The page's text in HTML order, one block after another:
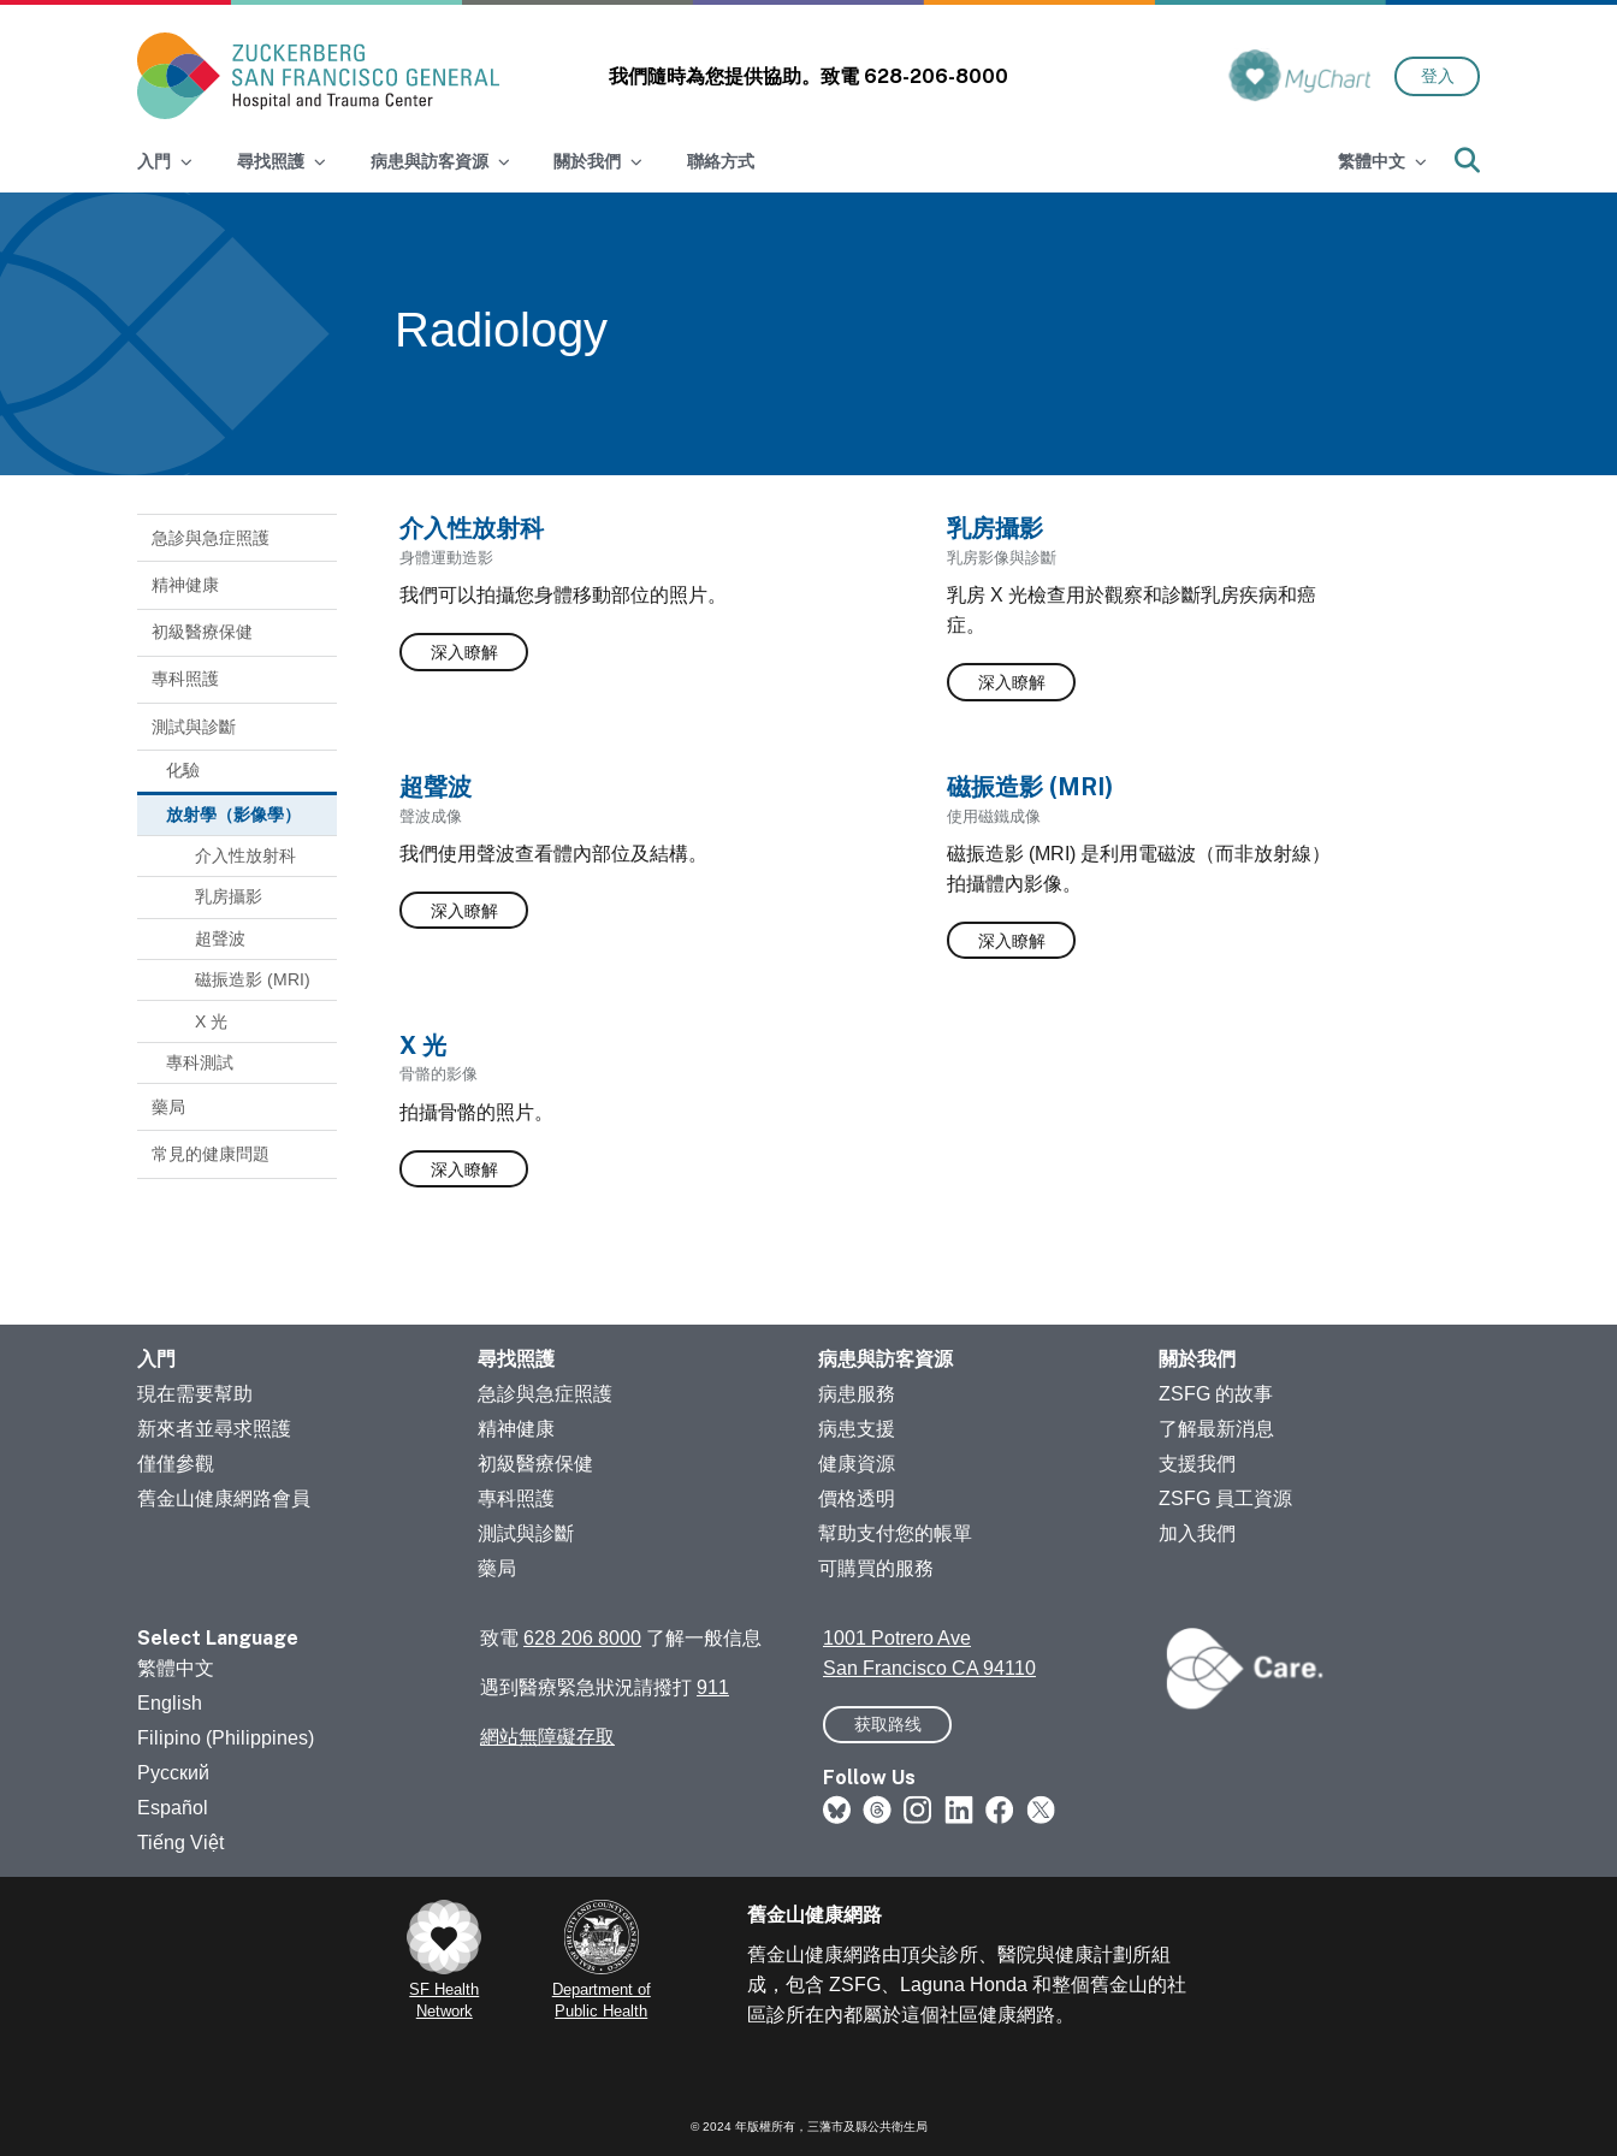
Skip to content
Main Navigation
我們隨時為您提供協助。致電 628-206-8000 登入
入門 尋找照護 病患與訪客資源 關於我們 聯絡方式 繁體中文
Radiology
急診與急症照護
精神健康
初級醫療保健
專科照護
測試與診斷
化驗
放射學（影像學）
介入性放射科
乳房攝影
超聲波
磁振造影 (MRI)
X 光
專科測試
藥局
常見的健康問題
介入性放射科
身體運動造影
我們可以拍攝您身體移動部位的照片。
深入瞭解
乳房攝影
乳房影像與診斷
乳房 X 光檢查用於觀察和診斷乳房疾病和癌
症。
深入瞭解
超聲波
聲波成像
我們使用聲波查看體內部位及結構。
深入瞭解
磁振造影 (MRI)
使用磁鐵成像
磁振造影 (MRI) 是利用電磁波（而非放射線）
拍攝體內影像。
深入瞭解
X 光
骨骼的影像
拍攝骨骼的照片。
深入瞭解
入門
現在需要幫助
新來者並尋求照護
僅僅參觀
舊金山健康網路會員
尋找照護
急診與急症照護
精神健康
初級醫療保健
專科照護
測試與診斷
藥局
病患與訪客資源
病患服務
病患支援
健康資源
價格透明
幫助支付您的帳單
可購買的服務
關於我們
ZSFG 的故事
了解最新消息
支援我們
ZSFG 員工資源
加入我們
Select Language
繁體中文
English
Filipino (Philippines)
Русский
Español
Tiếng Việt
致電 628 206 8000 了解一般信息
遇到醫療緊急狀況請撥打 911
網站無障礙存取
1001 Potrero Ave
San Francisco CA 94110
获取路线
Follow Us
SF Health
Network
Department of
Public Health
舊金山健康網路
舊金山健康網路由頂尖診所、醫院與健康計劃所組
成，包含 ZSFG、Laguna Honda 和整個舊金山的社
區診所在內都屬於這個社區健康網路。
© 2024 年版權所有，三藩市及縣公共衛生局